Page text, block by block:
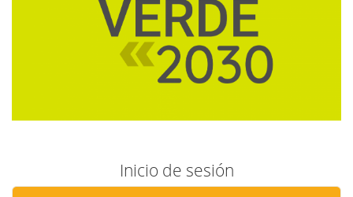
Inicio de sesión